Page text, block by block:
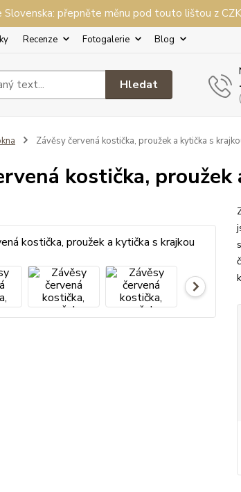
Slovenska: přepněte měnu pod touto lištou z
Recenze Fotogalerie Blog
Hledat
Závěsy červená kostička, proužek a kytička s
kostička,